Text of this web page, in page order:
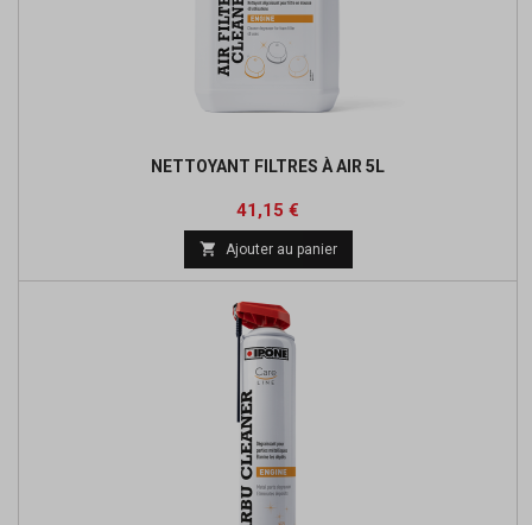
NETTOYANT FILTRES À AIR 5L
Prix
41,15 €
base
 Ajouter au panier